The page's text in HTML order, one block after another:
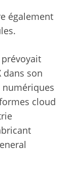
également
dans son
cloud